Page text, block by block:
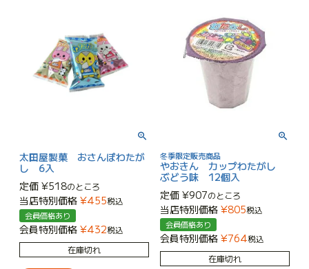
太田屋製菓 おさんぽわたが
し 6入
定価 ¥518のところ
当店特別価格 ¥455税込
会員価格あり
会員特別価格 ¥432税込
在庫切れ
冬季限定販売商品
やおきん カップわたがし
ぶどう味 12個入
定価 ¥907のところ
当店特別価格 ¥805税込
会員価格あり
会員特別価格 ¥764税込
在庫切れ